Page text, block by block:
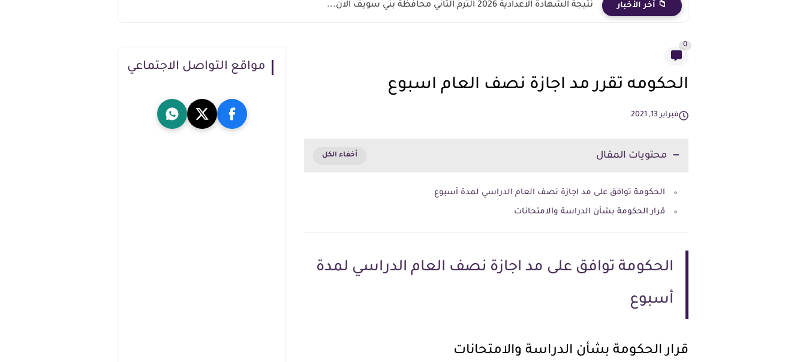
📁 آخر الأخبار نتيجة الشهادة الاعدادية 2026 الترم الثاني محافظة بني سويف الان...
0
الحكومه تقرر مد اجازة نصف العام اسبوع
فبراير 13, 2021
محتويات المقال
الحكومة توافق على مد اجازة نصف العام الدراسي لمدة أسبوع
قرار الحكومة بشأن الدراسة والامتحانات
الحكومة توافق على مد اجازة نصف العام الدراسي لمدة
أسبوع
قرار الحكومة بشأن الدراسة والامتحانات
مواقع التواصل الاجتماعي